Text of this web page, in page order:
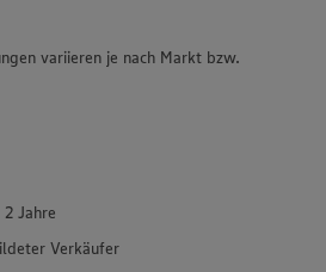
variieren je nach Markt bzw.
2 Jahre
Verkäufer